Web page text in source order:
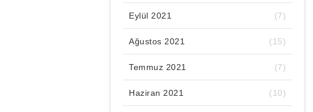
Eylül 2021 (7)
Ağustos 2021 (15)
Temmuz 2021 (7)
Haziran 2021 (10)